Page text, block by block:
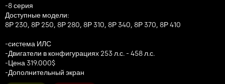
-8 серия
Доступные модели:
8Р 230, 8Р 250, 8Р 280, 8Р 310, 8Р 340, 8Р 370, 8Р 410
-система ИЛС
-Двигатели в конфигурациях 253 л.с. - 458 л.с.
-Цена 319.000$
-Дополнительный экран